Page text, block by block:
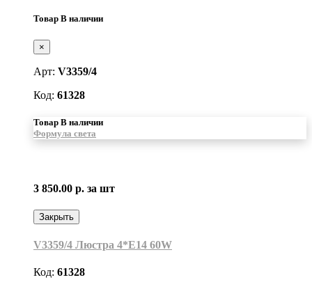
Товар В наличии
×
Арт: V3359/4
Код: 61328
Товар В наличии
Формула света
3 850.00 р. за шт
Закрыть
V3359/4 Люстра 4*Е14 60W
Код: 61328